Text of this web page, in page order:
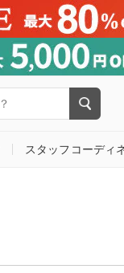
スタッフコーディ